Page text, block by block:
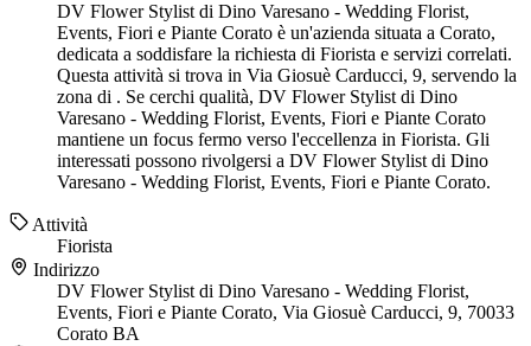
DV Flower Stylist di Dino Varesano - Wedding Florist,
Events, Fiori e Piante Corato è un'azienda situata a Corato,
dedicata a soddisfare la richiesta di Fiorista e servizi correlati.
Questa attività si trova in Via Giosuè Carducci, 9, servendo la
zona di . Se cerchi qualità, DV Flower Stylist di Dino
Varesano - Wedding Florist, Events, Fiori e Piante Corato
mantiene un focus fermo verso l'eccellenza in Fiorista. Gli
interessati possono rivolgersi a DV Flower Stylist di Dino
Varesano - Wedding Florist, Events, Fiori e Piante Corato.
Attività
Fiorista
Indirizzo
DV Flower Stylist di Dino Varesano - Wedding Florist,
Events, Fiori e Piante Corato, Via Giosuè Carducci, 9, 70033
Corato BA